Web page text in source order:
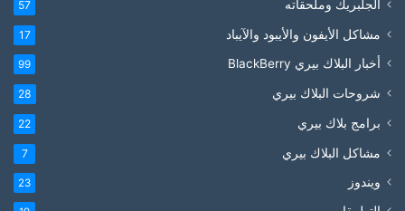
الجلبريك وملحقاته 57
مشاكل الأيفون والأيبود والآيباد 17
أخبار البلاك بيري BlackBerry 99
شروحات البلاك بيري 28
برامج بلاك بيري 22
مشاكل البلاك بيري 7
ويندوز 23